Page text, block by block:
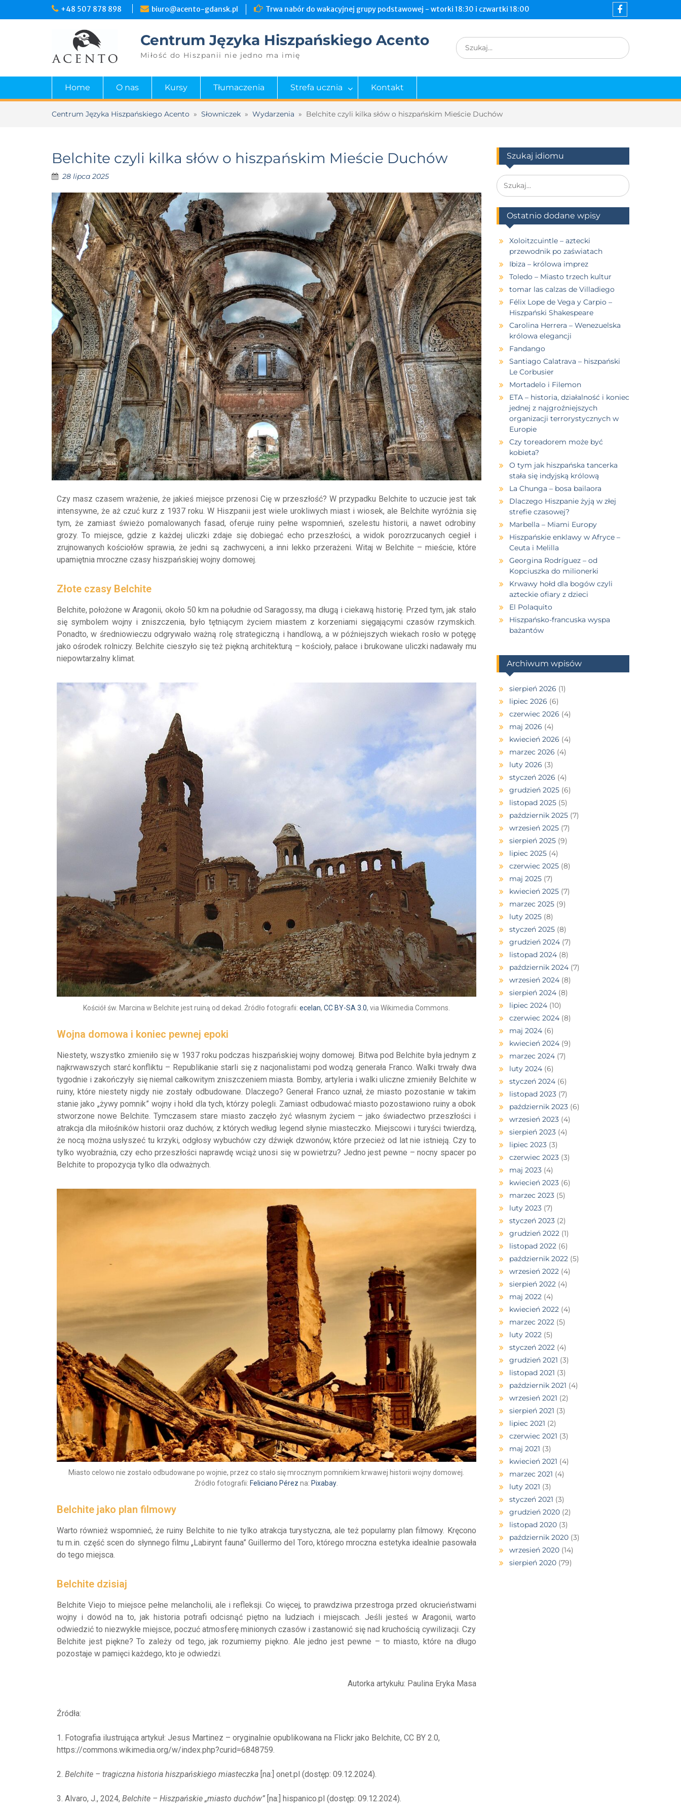
+48 507 878 898 biuro@acento-gdansk.pl Trwa nabór do wakacyjnej grupy podstawowej - wtorki 18:30 i czwartki 18:00
Centrum Języka Hiszpańskiego Acento
Miłość do Hiszpanii nie jedno ma imię
Home O nas Kursy Tłumaczenia Strefa ucznia Kontakt
Centrum Języka Hiszpańskiego Acento » Słowniczek » Wydarzenia » Belchite czyli kilka słów o hiszpańskim Mieście Duchów
Belchite czyli kilka słów o hiszpańskim Mieście Duchów
28 lipca 2025
Czy masz czasem wrażenie, że jakieś miejsce przenosi Cię w przeszłość? W przypadku Belchite to uczucie jest tak
intensywne, że aż czuć kurz z 1937 roku. W Hiszpanii jest wiele urokliwych miast i wiosek, ale Belchite wyróżnia się
tym, że zamiast świeżo pomalowanych fasad, oferuje ruiny pełne wspomnień, szelestu historii, a nawet odrobiny
grozy. To miejsce, gdzie z każdej uliczki zdaje się dobiegać echo przeszłości, a widok porozrzucanych cegieł i
zrujnowanych kościołów sprawia, że jedni są zachwyceni, a inni lekko przerażeni. Witaj w Belchite – mieście, które
upamiętnia mroczne czasy hiszpańskiej wojny domowej.
Złote czasy Belchite
Belchite, położone w Aragonii, około 50 km na południe od Saragossy, ma długą i ciekawą historię. Przed tym, jak stało
się symbolem wojny i zniszczenia, było tętniącym życiem miastem z korzeniami sięgającymi czasów rzymskich.
Ponadto, w średniowieczu odgrywało ważną rolę strategiczną i handlową, a w późniejszych wiekach rosło w potęgę
jako ośrodek rolniczy. Belchite cieszyło się też piękną architekturą – kościoły, pałace i brukowane uliczki nadawały mu
niepowtarzalny klimat.
Kościół św. Marcina w Belchite jest ruiną od dekad. Źródło fotografii: ecelan, CC BY-SA 3.0, via Wikimedia Commons.
Wojna domowa i koniec pewnej epoki
Niestety, wszystko zmieniło się w 1937 roku podczas hiszpańskiej wojny domowej. Bitwa pod Belchite była jednym z
najkrwawszych starć konfliktu – Republikanie starli się z nacjonalistami pod wodzą generała Franco. Walki trwały dwa
tygodnie i zakończyły się niemal całkowitym zniszczeniem miasta. Bomby, artyleria i walki uliczne zmieniły Belchite w
ruiny, które niestety nigdy nie zostały odbudowane. Dlaczego? Generał Franco uznał, że miasto pozostanie w takim
stanie jako „żywy pomnik” wojny i hołd dla tych, którzy polegli. Zamiast odbudować miasto pozostawiono ruiny a obok
stworzone nowe Belchite. Tymczasem stare miasto zaczęło żyć własnym życiem – jako świadectwo przeszłości i
atrakcja dla miłośników historii oraz duchów, z których według legend słynie miasteczko. Miejscowi i turyści twierdzą,
że nocą można usłyszeć tu krzyki, odgłosy wybuchów czy dźwięk dzwonów, które przecież od lat nie istnieją. Czy to
tylko wyobraźnia, czy echo przeszłości naprawdę wciąż unosi się w powietrzu? Jedno jest pewne – nocny spacer po
Belchite to propozycja tylko dla odważnych.
Miasto celowo nie zostało odbudowane po wojnie, przez co stało się mrocznym pomnikiem krwawej historii wojny domowej.
Źródło fotografii: Feliciano Pérez na: Pixabay
Belchite jako plan filmowy
Warto również wspomnieć, że ruiny Belchite to nie tylko atrakcja turystyczna, ale też popularny plan filmowy. Kręcono
tu m.in. część scen do słynnego filmu „Labirynt fauna” Guillermo del Toro, którego mroczna estetyka idealnie pasowała
do tego miejsca.
Belchite dzisiaj
Belchite Viejo to miejsce pełne melancholii, ale i refleksji. Co więcej, to prawdziwa przestroga przed okrucieństwami
wojny i dowód na to, jak historia potrafi odcisnąć piętno na ludziach i miejscach. Jeśli jesteś w Aragonii, warto
odwiedzić to niezwykłe miejsce, poczuć atmosferę minionych czasów i zastanowić się nad kruchością cywilizacji. Czy
Belchite jest piękne? To zależy od tego, jak rozumiemy piękno. Ale jedno jest pewne – to miasto, które na długo
pozostaje w pamięci każdego, kto je odwiedzi.
Autorka artykułu: Paulina Eryka Masa
Źródła:
1. Fotografia ilustrująca artykuł: Jesus Martinez – oryginalnie opublikowana na Flickr jako Belchite, CC BY 2.0,
https://commons.wikimedia.org/w/index.php?curid=6848759.
2. Belchite – tragiczna historia hiszpańskiego miasteczka [na:] onet.pl (dostęp: 09.12.2024).
3. Alvaro, J., 2024, Belchite – Hiszpańskie „miasto duchów” [na:] hispanico.pl (dostęp: 09.12.2024).
Szukaj idiomu
Ostatnio dodane wpisy
Xoloitzcuintle – aztecki
przewodnik po zaświatach
Ibiza – królowa imprez
Toledo – Miasto trzech kultur
tomar las calzas de Villadiego
Félix Lope de Vega y Carpio –
Hiszpański Shakespeare
Carolina Herrera – Wenezuelska
królowa elegancji
Fandango
Santiago Calatrava – hiszpański
Le Corbusier
Mortadelo i Filemon
ETA – historia, działalność i koniec
jednej z najgroźniejszych
organizacji terrorystycznych w
Europie
Czy toreadorem może być
kobieta?
O tym jak hiszpańska tancerka
stała się indyjską królową
La Chunga – bosa bailaora
Dlaczego Hiszpanie żyją w złej
strefie czasowej?
Marbella – Miami Europy
Hiszpańskie enklawy w Afryce –
Ceuta i Melilla
Georgina Rodríguez – od
Kopciuszka do milionerki
Krwawy hołd dla bogów czyli
azteckie ofiary z dzieci
El Polaquito
Hiszpańsko-francuska wyspa
bażantów
Archiwum wpisów
sierpień 2026 (1)
lipiec 2026 (6)
czerwiec 2026 (4)
maj 2026 (4)
kwiecień 2026 (4)
marzec 2026 (4)
luty 2026 (3)
styczeń 2026 (4)
grudzień 2025(6)
listopad 2025(5)
październik 2025(7)
wrzesień 2025(7)
sierpień 2025(9)
lipiec 2025(4)
czerwiec 2025(8)
maj 2025(7)
kwiecień 2025(7)
marzec 2025(9)
luty 2025(8)
styczeń 2025(8)
grudzień 2024(7)
listopad 2024(8)
październik 2024(7)
wrzesień 2024(8)
sierpień 2024(8)
lipiec 2024(10)
czerwiec 2024(8)
maj 2024(6)
kwiecień 2024(9)
marzec 2024(7)
luty 2024(6)
styczeń 2024(6)
listopad 2023(7)
październik 2023(6)
wrzesień 2023(4)
sierpień 2023(4)
lipiec 2023(3)
czerwiec 2023(3)
maj 2023(4)
kwiecień 2023(6)
marzec 2023(5)
luty 2023(7)
styczeń 2023(2)
grudzień 2022(1)
listopad 2022(6)
październik 2022(5)
wrzesień 2022(4)
sierpień 2022(4)
maj 2022(4)
kwiecień 2022(4)
marzec 2022(5)
luty 2022(5)
styczeń 2022(4)
grudzień 2021 (3)
listopad 2021 (3)
październik 2021 (4)
wrzesień 2021 (2)
sierpień 2021 (3)
lipiec 2021 (2)
czerwiec 2021 (3)
maj 2021 (3)
kwiecień 2021 (4)
marzec 2021 (4)
luty 2021 (3)
styczeń 2021 (3)
grudzień 2020(2)
listopad 2020(3)
październik 2020(3)
wrzesień 2020(14)
sierpień 2020(79)